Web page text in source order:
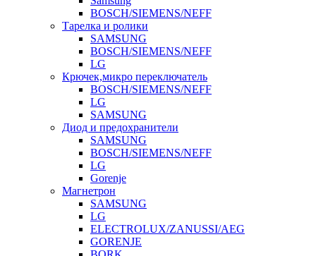
BOSCH/SIEMENS/NEFF
Тарелка и ролики
SAMSUNG
BOSCH/SIEMENS/NEFF
LG
Крючек,микро переключатель
BOSCH/SIEMENS/NEFF
LG
SAMSUNG
Диод и предохранители
SAMSUNG
BOSCH/SIEMENS/NEFF
LG
Gorenje
Магнетрон
SAMSUNG
LG
ELECTROLUX/ZANUSSI/AEG
GORENJE